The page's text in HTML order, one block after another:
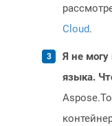
Cloud.
Я не
языка.